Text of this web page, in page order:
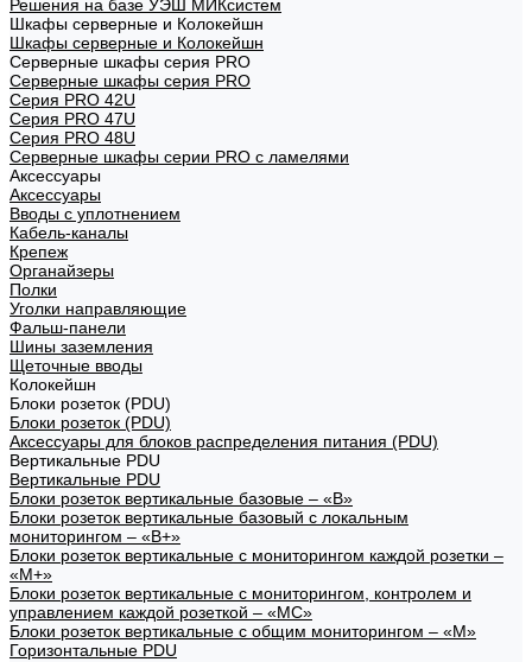
Решения на базе УЭШ МИКсистем
Шкафы серверные и Колокейшн
Шкафы серверные и Колокейшн
Серверные шкафы серия PRO
Серверные шкафы серия PRO
Серия PRO 42U
Серия PRO 47U
Серия PRO 48U
Серверные шкафы серии PRO с ламелями
Аксессуары
Аксессуары
Вводы с уплотнением
Кабель-каналы
Крепеж
Органайзеры
Полки
Уголки направляющие
Фальш-панели
Шины заземления
Щеточные вводы
Колокейшн
Блоки розеток (PDU)
Блоки розеток (PDU)
Аксессуары для блоков распределения питания (PDU)
Вертикальные PDU
Вертикальные PDU
Блоки розеток вертикальные базовые – «В»
Блоки розеток вертикальные базовый с локальным
мониторингом – «В+»
Блоки розеток вертикальные с мониторингом каждой розетки –
«М+»
Блоки розеток вертикальные с мониторингом, контролем и
управлением каждой розеткой – «МС»
Блоки розеток вертикальные с общим мониторингом – «М»
Горизонтальные PDU